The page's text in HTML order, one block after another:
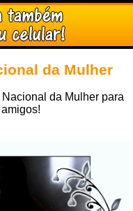
da Mulher
da Mulher para